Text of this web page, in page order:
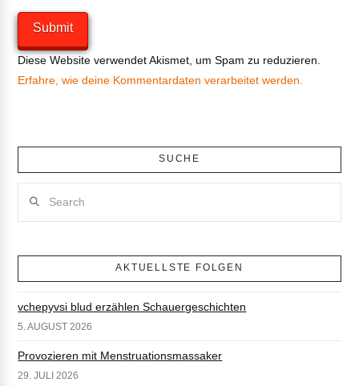
Diese Website verwendet Akismet, um Spam zu reduzieren.
Erfahre, wie deine Kommentardaten verarbeitet werden.
SUCHE
AKTUELLSTE FOLGEN
vchepyvsi blud erzählen Schauergeschichten
5. AUGUST 2026
Provozieren mit Menstruationsmassaker
29. JULI 2026